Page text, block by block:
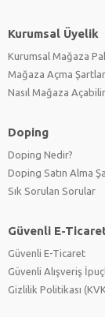
Kurumsal Üyelik
Kurumsal Mağaza
Mağaza Açma
Nasıl Mağaza
Doping
Doping Nedir?
Doping Satın Alma
Sık Sorulan Sorular
Güvenli E-
Güvenli E-Ticaret
Güvenli Alışveriş
Gizlilik Politikası